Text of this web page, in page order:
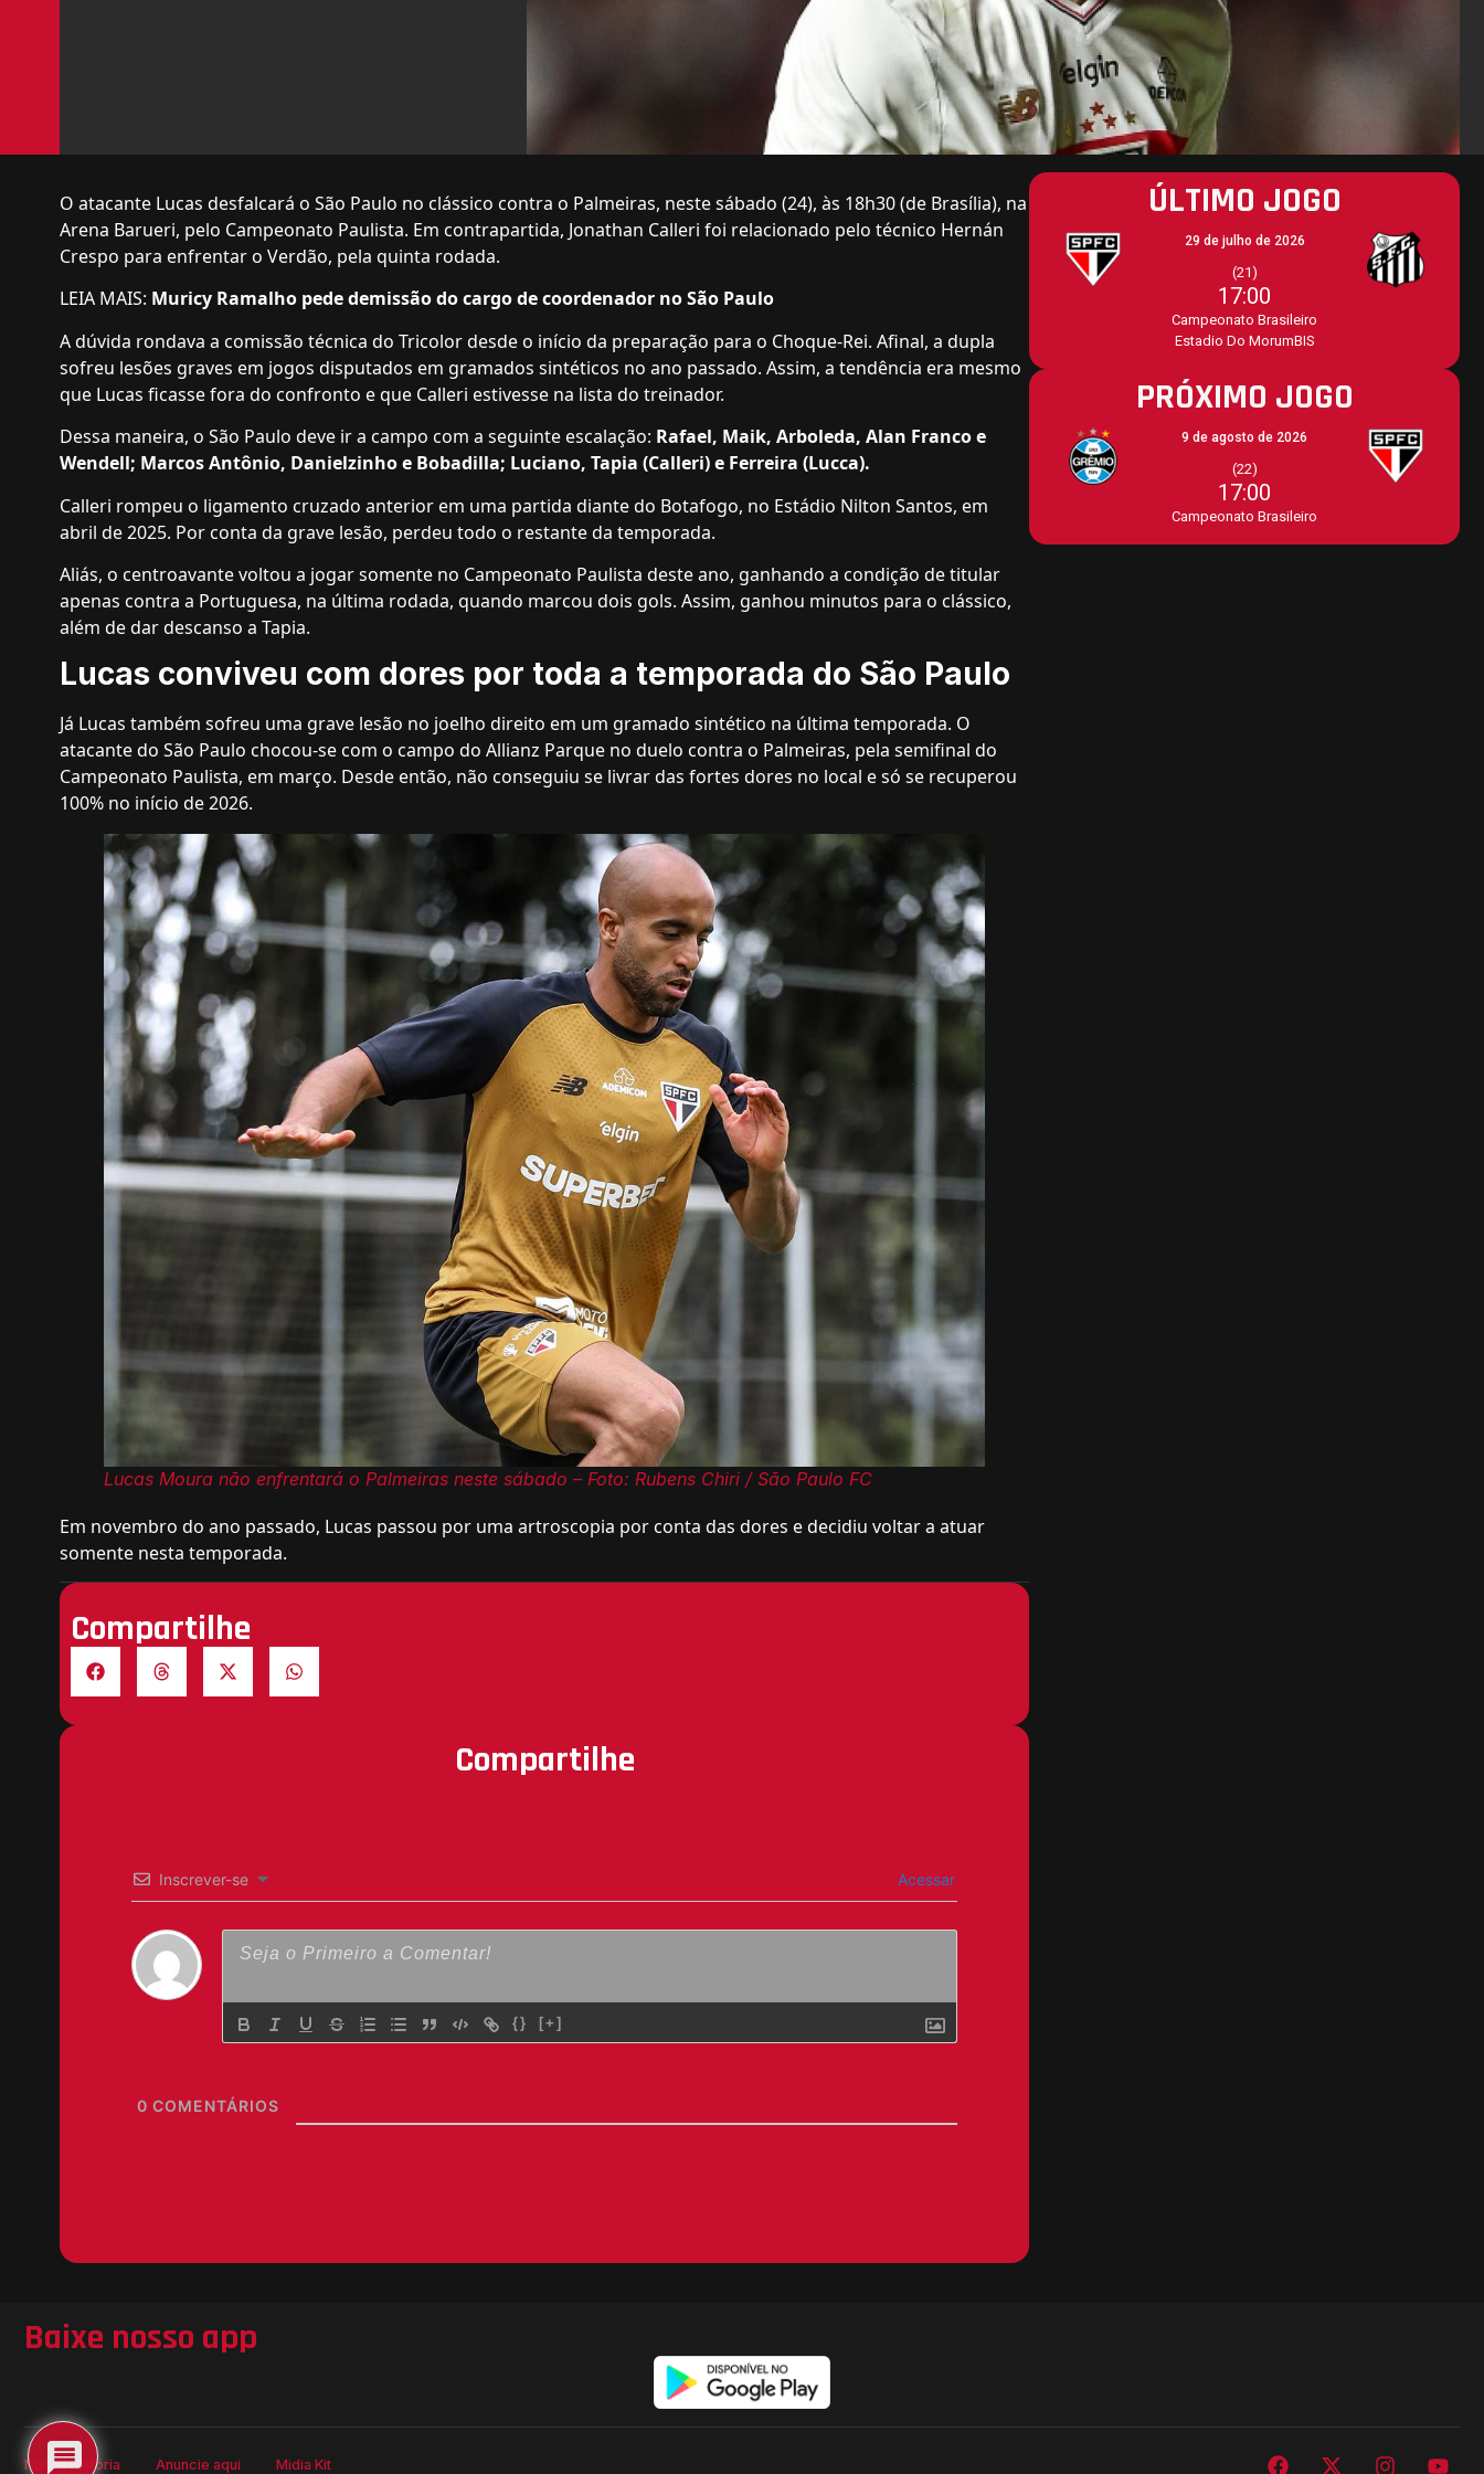
O atacante Lucas desfalcará o São Paulo no clássico contra o Palmeiras, neste sábado (24), às 18h30 (de Brasília), na
Arena Barueri, pelo Campeonato Paulista. Em contrapartida, Jonathan Calleri foi relacionado pelo técnico Hernán
Crespo para enfrentar o Verdão, pela quinta rodada.
LEIA MAIS: Muricy Ramalho pede demissão do cargo de coordenador no São Paulo
A dúvida rondava a comissão técnica do Tricolor desde o início da preparação para o Choque-Rei. Afinal, a dupla
sofreu lesões graves em jogos disputados em gramados sintéticos no ano passado. Assim, a tendência era mesmo
que Lucas ficasse fora do confronto e que Calleri estivesse na lista do treinador.
Dessa maneira, o São Paulo deve ir a campo com a seguinte escalação: Rafael, Maik, Arboleda, Alan Franco e
Wendell; Marcos Antônio, Danielzinho e Bobadilla; Luciano, Tapia (Calleri) e Ferreira (Lucca).
Calleri rompeu o ligamento cruzado anterior em uma partida diante do Botafogo, no Estádio Nilton Santos, em
abril de 2025. Por conta da grave lesão, perdeu todo o restante da temporada.
Aliás, o centroavante voltou a jogar somente no Campeonato Paulista deste ano, ganhando a condição de titular
apenas contra a Portuguesa, na última rodada, quando marcou dois gols. Assim, ganhou minutos para o clássico,
além de dar descanso a Tapia.
Lucas conviveu com dores por toda a temporada do São Paulo
Já Lucas também sofreu uma grave lesão no joelho direito em um gramado sintético na última temporada. O
atacante do São Paulo chocou-se com o campo do Allianz Parque no duelo contra o Palmeiras, pela semifinal do
Campeonato Paulista, em março. Desde então, não conseguiu se livrar das fortes dores no local e só se recuperou
100% no início de 2026.
Lucas Moura não enfrentará o Palmeiras neste sábado – Foto: Rubens Chiri / São Paulo FC
Em novembro do ano passado, Lucas passou por uma artroscopia por conta das dores e decidiu voltar a atuar
somente nesta temporada.
Compartilhe
Compartilhe
Inscrever-se Acessar
{} [+]
0 COMENTÁRIOS
ÚLTIMO JOGO
29 de julho de 2026
(21)
17:00
Campeonato Brasileiro
Estadio Do MorumBIS
PRÓXIMO JOGO
9 de agosto de 2026
(22)
17:00
Campeonato Brasileiro
Baixe nosso app
Nossa História Anuncie aqui Midia Kit